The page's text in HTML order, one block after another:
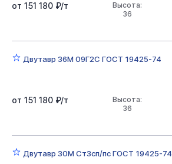
Высота:
36
от 151 180 ₽/т
Двутавр 36М 09Г2С ГОСТ 19425-74
Высота:
36
от 151 180 ₽/т
Двутавр 30М Ст3сп/пс ГОСТ 19425-74